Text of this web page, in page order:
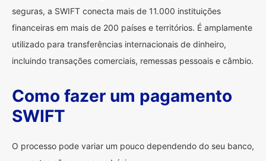
seguras, a SWIFT conecta mais de 11.000 instituições
financeiras em mais de 200 países e territórios. É amplamente
utilizado para transferências internacionais de dinheiro,
incluindo transações comerciais, remessas pessoais e câmbio.
Como fazer um pagamento
SWIFT
O processo pode variar um pouco dependendo do seu banco,